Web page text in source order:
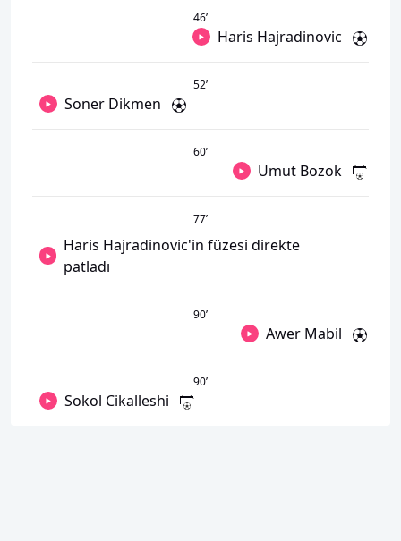
46’
Haris Hajradinovic
52’
Soner Dikmen
60’
Umut Bozok
77’
Haris Hajradinovic'in füzesi direkte
patladı
90’
Awer Mabil
90’
Sokol Cikalleshi